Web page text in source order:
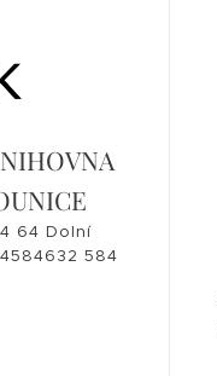
64 Dolní
584